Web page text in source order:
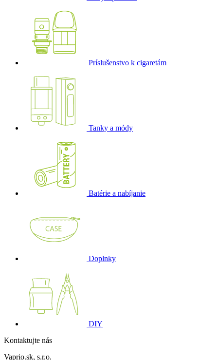
Príslušenstvo k cigaretám
Tanky a módy
Batérie a nabíjanie
Doplnky
DIY
Kontaktujte nás
Vaprio.sk, s.r.o.